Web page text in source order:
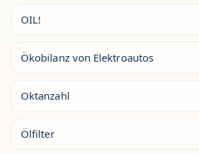
OIL!
Ökobilanz von Elektroautos
Oktanzahl
Ölfilter